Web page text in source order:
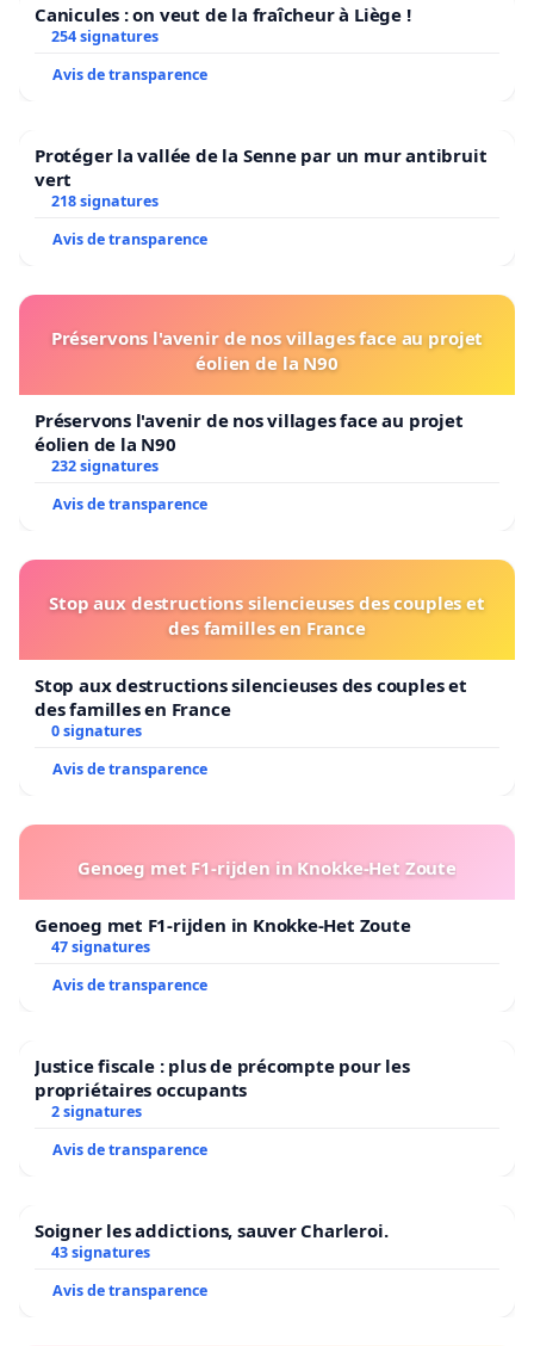
Canicules : on veut de la fraîcheur à Liège !
254 signatures
Avis de transparence
Protéger la vallée de la Senne par un mur antibruit
vert
218 signatures
Avis de transparence
Préservons l'avenir de nos villages face au projet
éolien de la N90
Préservons l'avenir de nos villages face au projet
éolien de la N90
232 signatures
Avis de transparence
Stop aux destructions silencieuses des couples et
des familles en France
Stop aux destructions silencieuses des couples et
des familles en France
0 signatures
Avis de transparence
Genoeg met F1-rijden in Knokke-Het Zoute
Genoeg met F1-rijden in Knokke-Het Zoute
47 signatures
Avis de transparence
Justice fiscale : plus de précompte pour les
propriétaires occupants
2 signatures
Avis de transparence
Soigner les addictions, sauver Charleroi.
43 signatures
Avis de transparence